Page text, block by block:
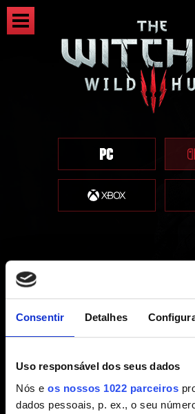
Consentir Detalhes
Uso responsável dos seus dados
Nós e os nossos 1022 parceiros
dados pessoais, p. ex., o seu
Recompensas de registro
(recompensas no
obter
Criado há 5 anos Atualizado há 3